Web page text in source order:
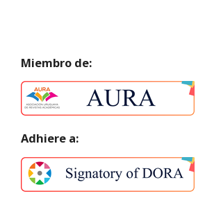
Miembro de:
Adhiere a: